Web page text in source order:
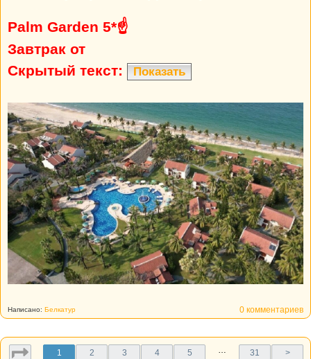
Palm Garden 5*☝
Завтрак от
Скрытый текст:
Показать
0 комментариев
Написано: Белкатур
1 2 3 4 5 … 31 >